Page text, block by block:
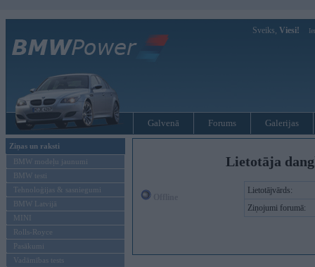
Sveiks, Viesi!
Galvenā Forums Galerijas
Ziņas un raksti
BMW modeļu jaunumi
BMW testi
Tehnoloģijas & sasniegumi
BMW Latvijā
MINI
Rolls-Royce
Pasākumi
Vadāmības tests
Lietotāja
Lietotājvārds:
Ziņojumi forumā: